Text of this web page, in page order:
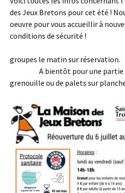
des Jeux Bretons pour cet été !
oeuvre pour vous accueillir à
conditions de
Nous
groupes le matin
A bientôt pour une partie
grenouille ou de palets sur